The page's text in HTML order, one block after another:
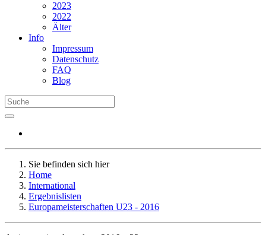
2023
2022
Älter
Info
Impressum
Datenschutz
FAQ
Blog
Sie befinden sich hier
Home
International
Ergebnislisten
Europameisterschaften U23 - 2016